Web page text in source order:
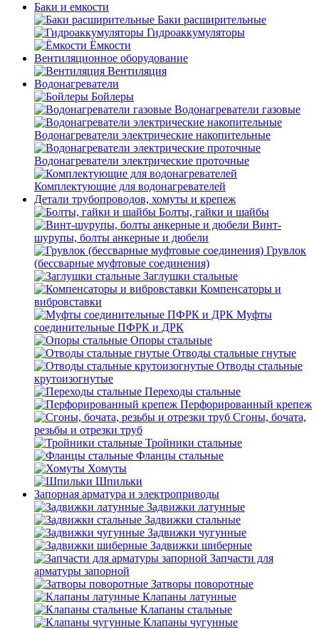
Баки и емкости
Баки расширительные
Гидроаккумуляторы
Ёмкости
Вентиляционное оборудование
Вентиляция
Водонагреватели
Бойлеры
Водонагреватели газовые
Водонагреватели электрические накопительные
Водонагреватели электрические проточные
Комплектующие для водонагревателей
Детали трубопроводов, хомуты и крепеж
Болты, гайки и шайбы
Винт-
шурупы, болты анкерные и дюбели
Грувлок
(бессварные муфтовые соединения)
Заглушки стальные
Компенсаторы и
вибровставки
Муфты
соединительные ПФРК и ДРК
Опоры стальные
Отводы стальные гнутые
Отводы стальные
крутоизогнутые
Переходы стальные
Перфорированный крепеж
Сгоны, бочата,
резьбы и отрезки труб
Тройники стальные
Фланцы стальные
Хомуты
Шпильки
Запорная арматура и электроприводы
Задвижки латунные
Задвижки стальные
Задвижки чугунные
Задвижки шиберные
Запчасти для
арматуры запорной
Затворы поворотные
Клапаны латунные
Клапаны стальные
Клапаны чугунные